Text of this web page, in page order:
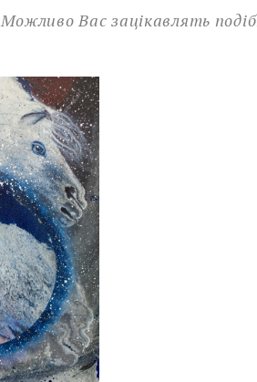
Можливо Вас зацікавлять